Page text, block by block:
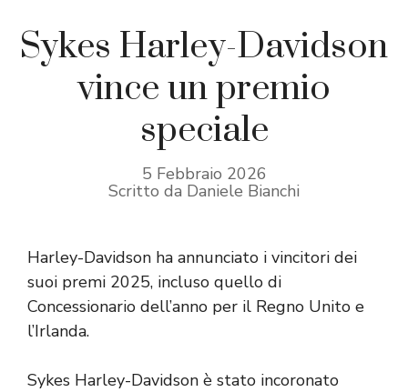
Sykes Harley-Davidson
vince un premio
speciale
5 Febbraio 2026
Scritto da Daniele Bianchi
Harley-Davidson ha annunciato i vincitori dei
suoi premi 2025, incluso quello di
Concessionario dell’anno per il Regno Unito e
l’Irlanda.
Sykes Harley-Davidson è stato incoronato